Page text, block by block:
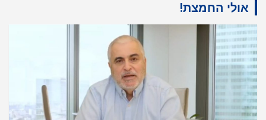
אולי החמצת!